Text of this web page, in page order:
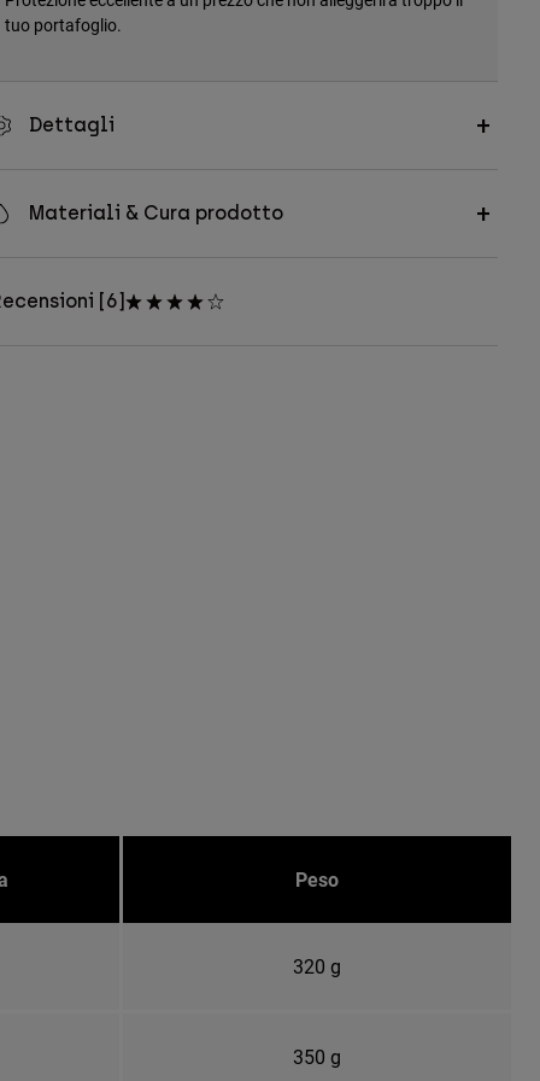
tuo portafoglio.
Dettagli
Materiali & Cura prodotto
[6]
Peso
320 g
350 g